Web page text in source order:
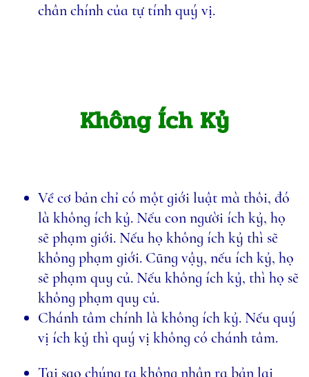
chân chính của tự tính quý vị.
Không Ích Kỷ
Về cơ bản chỉ có một giới luật mà thôi, đó
là không ích kỷ. Nếu con người ích kỷ, họ
sẽ phạm giới. Nếu họ không ích kỷ thì sẽ
không phạm giới. Cũng vậy, nếu ích kỷ, họ
sẽ phạm quy củ. Nếu không ích kỷ, thì họ sẽ
không phạm quy củ.
Chánh tâm chính là không ích kỷ. Nếu quý
vị ích kỷ thì quý vị không có chánh tâm.
Tại sao chúng ta không nhận ra bản lai